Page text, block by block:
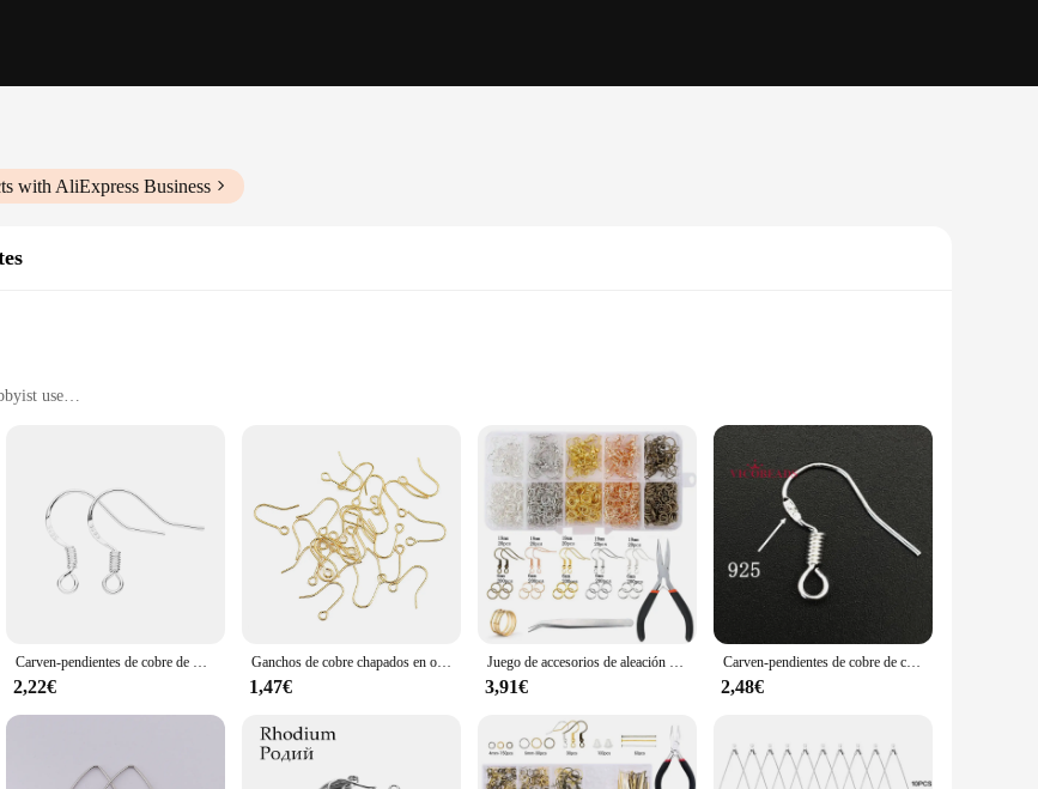
with AliExpress Business
use
of jewelry making. Crafted from high-quality copper, this hook is not only durable but also adds a touch of elegance to your jewelry
with various styles, making it a versatile component for both professional and hobbyist jewelry designers. Whether you're creating
be used in a myriad of jewelry projects.
for your creative endeavors. It is available in various sizes, ensuring that you have the perfect fit for every jewelry piece
larger, statement piece, this hook can handle the weight and size without compromising on its strength. It's a must-have for any
designed to withstand the rigors of daily use. It's resistant to wear, making it an ideal choice for those who sell or create jewelry on a
its luster and integrity, even after repeated use. Whether you're selling your creations or using them for personal use, this hook is
Carven-pendientes de cobre de Color plateado 100, gancho para hacer joyas, accesorios, 50-925 Uds. Por lote
2,22€
Ganchos de cobre chapados en oro de 18K para pendientes, Base de ajuste de alambre, accesorios para hacer joyas, 10/20 piezas
1,47€
Juego de accesorios de aleación para joyería, anillos de salto abiertos de alambre de cobre, gancho buscador de herramientas para hacer joyas, Kit de suministros
3,91€
Carven-pendientes de cobre de color plateado 100, gancho para hacer joyas, suministros de accesorios, 925 unidades/lote
2,48€